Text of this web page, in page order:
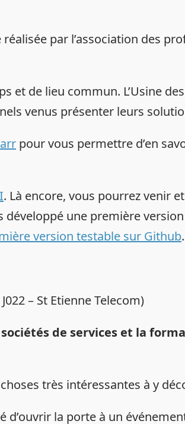
par l’association des
et de lieu commun. L’Usine
venus présenter leurs
pour vous permettre d’en
. Là encore, vous pourrez venir
développé une première
version testable sur Github.
– St Etienne Telecom)
de services et la
très intéressantes à y
la porte à un